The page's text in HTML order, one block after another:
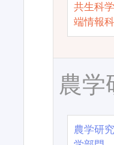
共生科
端情報
農学
農学研